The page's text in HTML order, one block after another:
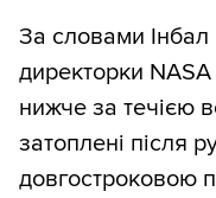
За словами
директорки
нижче за течією
затоплені після
довгостроковою